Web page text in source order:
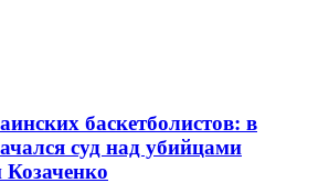
баскетболистов: в
суд над убийцами